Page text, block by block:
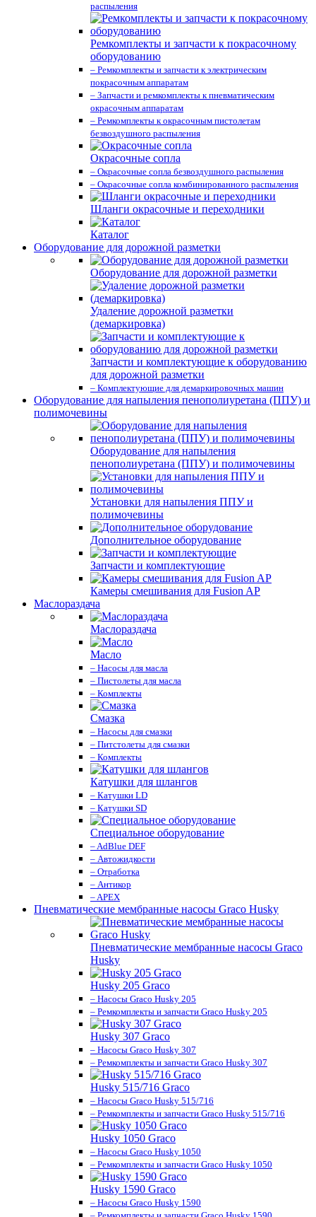
распыления
Ремкомплекты и запчасти к покрасочному
оборудованию
– Ремкомплекты и запчасти к электрическим
покрасочным аппаратам
– Запчасти и ремкомплекты к пневматическим
окрасочным аппаратам
– Ремкомплекты к окрасочным пистолетам
безвоздушного распыления
Окрасочные сопла
– Окрасочные сопла безвоздушного распыления
– Окрасочные сопла комбинированного распыления
Шланги окрасочные и переходники
Каталог
Оборудование для дорожной разметки
Оборудование для дорожной разметки
Удаление дорожной разметки
(демаркировка)
Запчасти и комплектующие к оборудованию
для дорожной разметки
– Комплектующие для демаркировочных машин
Оборудование для напыления пенополиуретана (ППУ) и
полимочевины
Оборудование для напыления
пенополиуретана (ППУ) и полимочевины
Установки для напыления ППУ и
полимочевины
Дополнительное оборудование
Запчасти и комплектующие
Камеры смешивания для Fusion AP
Маслораздача
Маслораздача
Масло
– Насосы для масла
– Пистолеты для масла
– Комплекты
Смазка
– Насосы для смазки
– Питстолеты для смазки
– Комплекты
Катушки для шлангов
– Катушки LD
– Катушки SD
Специальное оборудование
– AdBlue DEF
– Автожидкости
– Отработка
– Антикор
– APEX
Пневматические мембранные насосы Graco Husky
Пневматические мембранные насосы Graco
Husky
Husky 205 Graco
– Насосы Graco Husky 205
– Ремкомплекты и запчасти Graco Husky 205
Husky 307 Graco
– Насосы Graco Husky 307
– Ремкомплекты и запчасти Graco Husky 307
Husky 515/716 Graco
– Насосы Graco Husky 515/716
– Ремкомплекты и запчасти Graco Husky 515/716
Husky 1050 Graco
– Насосы Graco Husky 1050
– Ремкомплекты и запчасти Graco Husky 1050
Husky 1590 Graco
– Насосы Graco Husky 1590